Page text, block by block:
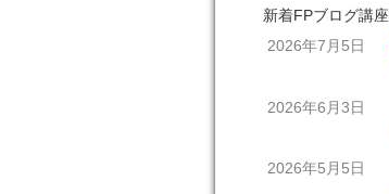
新着FPブログ講座
2026年7月5日
2026年6月3日
2026年5月5日